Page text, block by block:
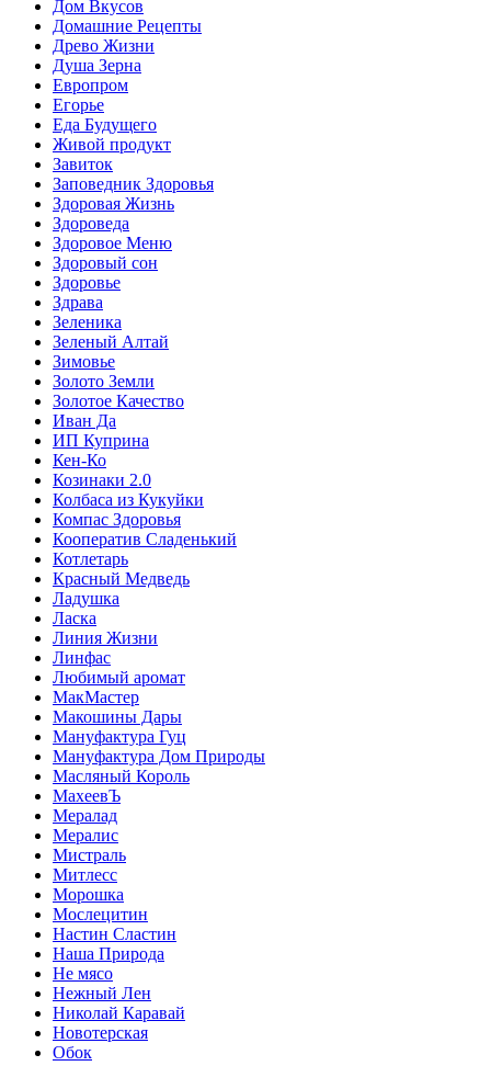
Дом Вкусов
Домашние Рецепты
Древо Жизни
Душа Зерна
Европром
Егорье
Еда Будущего
Живой продукт
Завиток
Заповедник Здоровья
Здоровая Жизнь
Здороведа
Здоровое Меню
Здоровый сон
Здоровье
Здрава
Зеленика
Зеленый Алтай
Зимовье
Золото Земли
Золотое Качество
Иван Да
ИП Куприна
Кен-Ко
Козинаки 2.0
Колбаса из Кукуйки
Компас Здоровья
Кооператив Сладенький
Котлетарь
Красный Медведь
Ладушка
Ласка
Линия Жизни
Линфас
Любимый аромат
МакМастер
Макошины Дары
Мануфактура Гуц
Мануфактура Дом Природы
Масляный Король
МахеевЪ
Мералад
Мералис
Мистраль
Митлесс
Морошка
Мослецитин
Настин Сластин
Наша Природа
Не мясо
Нежный Лен
Николай Каравай
Новотерская
Обок